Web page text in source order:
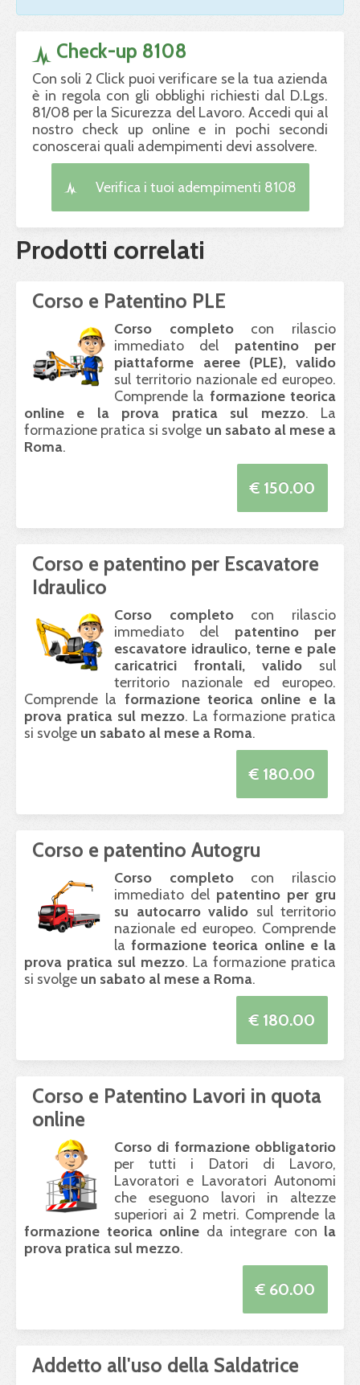
Check-up 8108
Con soli 2 Click puoi verificare se la tua azienda
è in regola con gli obblighi richiesti dal D.Lgs.
81/08 per la Sicurezza del Lavoro. Accedi qui al
nostro check up online e in pochi secondi
conoscerai quali adempimenti devi assolvere.
Verifica i tuoi adempimenti 8108
Prodotti correlati
Corso e Patentino PLE
Corso completocon rilascio
immediato del patentino per
piattaforme aeree (PLE), valido
sul territorio nazionale ed europeo.
Comprende la formazione teorica
online e la prova pratica sul mezzo. La
formazione pratica si svolge un sabato al mese a
Roma.
€ 150.00
Corso e patentino per Escavatore
Idraulico
Corso completocon rilascio
immediato del patentino per
escavatore idraulico, terne e pale
caricatrici frontali, valido sul
territorio nazionale ed europeo.
Comprende la formazione teorica online e la
prova pratica sul mezzo. La formazione pratica
si svolge un sabato al mese a Roma.
€ 180.00
Corso e patentino Autogru
Corso completocon rilascio
immediato del patentino per gru
su autocarro valido sul territorio
nazionale ed europeo. Comprende
laformazione teorica online e la
prova pratica sul mezzo. La formazione pratica
si svolge un sabato al mese a Roma.
€ 180.00
Corso e Patentino Lavori in quota
online
Corso di formazione obbligatorio
per tutti i Datori di Lavoro,
Lavoratori e Lavoratori Autonomi
che eseguono lavori in altezze
superiori ai 2 metri. Comprende la
formazione teorica online da integrare con la
prova pratica sul mezzo.
€ 60.00
Addetto all'uso della Saldatrice